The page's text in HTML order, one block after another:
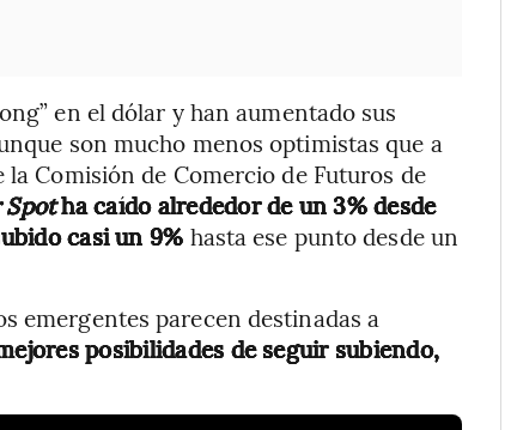
en el dólar y han aumentado sus
son mucho menos optimistas que a
Comisión de Comercio de Futuros de
Spotha caído alrededor de un 3% desde
casi un 9% hasta ese punto desde un
emergentes parecen destinadas a
posibilidades de seguir subiendo,